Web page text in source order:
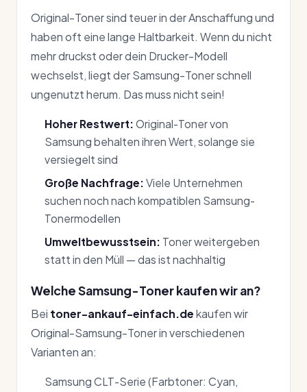
Original-Toner sind teuer in der Anschaffung und
haben oft eine lange Haltbarkeit. Wenn du nicht
mehr druckst oder dein Drucker-Modell
wechselst, liegt der Samsung-Toner schnell
ungenutzt herum. Das muss nicht sein!
Hoher Restwert: Original-Toner von
Samsung behalten ihren Wert, solange sie
versiegelt sind
Große Nachfrage: Viele Unternehmen
suchen noch nach kompatiblen Samsung-
Tonermodellen
Umweltbewusstsein: Toner weitergeben
statt in den Müll — das ist nachhaltig
Welche Samsung-Toner kaufen wir an?
Bei toner-ankauf-einfach.dekaufen wir
Original-Samsung-Toner in verschiedenen
Varianten an:
Samsung CLT-Serie (Farbtoner: Cyan,